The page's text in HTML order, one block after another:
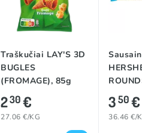
Traškučiai LAY'S 3D
BUGLES
(FROMAGE), 85g
230€
27.06 €/KG
350€
36.46 €/